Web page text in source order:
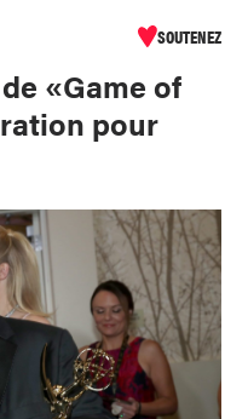
SOUTENEZ
«Game of
pour